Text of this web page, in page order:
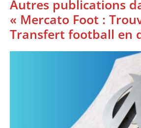
Autres publications
« Mercato Foot :
Transfert football en